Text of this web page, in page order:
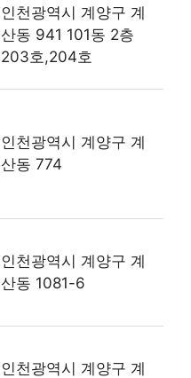
인천광역시 계양구 계
산동 941 101동 2층
203호,204호
인천광역시 계양구 계
산동 774
인천광역시 계양구 계
산동 1081-6
인천광역시 계양구 계